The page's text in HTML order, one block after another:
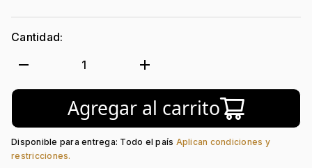
Género: Mujer
Tono Metal:
Metal: Oro 18 Kilates
Barra
Tipo de terminado: Rodinado
Tipo de Broche: Reasa
Piedra decoración:
Cantidad:
remove 1 add
Agregar al carrito
Disponible para entrega: Todo el país Aplican condiciones y
restricciones.